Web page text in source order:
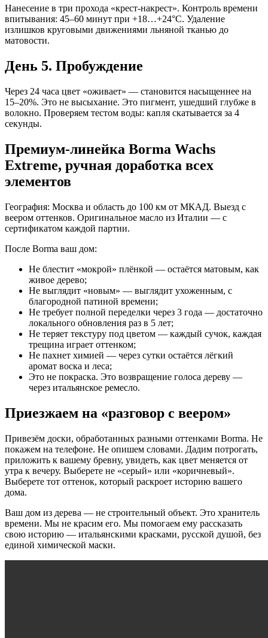
Нанесение в три прохода «крест-накрест». Контроль времени
впитывания: 45–60 минут при +18…+24°С. Удаление
излишков круговыми движениями льняной тканью до
матовости.
День 5. Пробуждение
Через 24 часа цвет «оживает» — становится насыщеннее на
15–20%. Это не высыхание. Это пигмент, ушедший глубже в
волокно. Проверяем тестом воды: капля скатывается за 4
секунды.
Премиум-линейка Borma Wachs
Extreme, ручная доработка всех
элементов
География: Москва и область до 100 км от МКАД. Выезд с
веером оттенков. Оригинальное масло из Италии — с
сертификатом каждой партии.
После Borma ваш дом:
Не блестит «мокрой» плёнкой — остаётся матовым, как
живое дерево;
Не выглядит «новым» — выглядит ухоженным, с
благородной патиной времени;
Не требует полной переделки через 3 года — достаточно
локального обновления раз в 5 лет;
Не теряет текстуру под цветом — каждый сучок, каждая
трещина играет оттенком;
Не пахнет химией — через сутки остаётся лёгкий
аромат воска и леса;
Это не покраска. Это возвращение голоса дереву —
через итальянское ремесло.
Приезжаем на «разговор с веером»
Привезём доски, обработанных разными оттенками Borma. Не
покажем на телефоне. Не опишем словами. Дадим потрогать,
приложить к вашему бревну, увидеть, как цвет меняется от
утра к вечеру. Выберете не «серый» или «коричневый».
Выберете тот оттенок, который раскроет историю вашего
дома.
Ваш дом из дерева — не строительный объект. Это хранитель
времени. Мы не красим его. Мы помогаем ему рассказать
свою историю — итальянскими красками, русской душой, без
единой химической маски.